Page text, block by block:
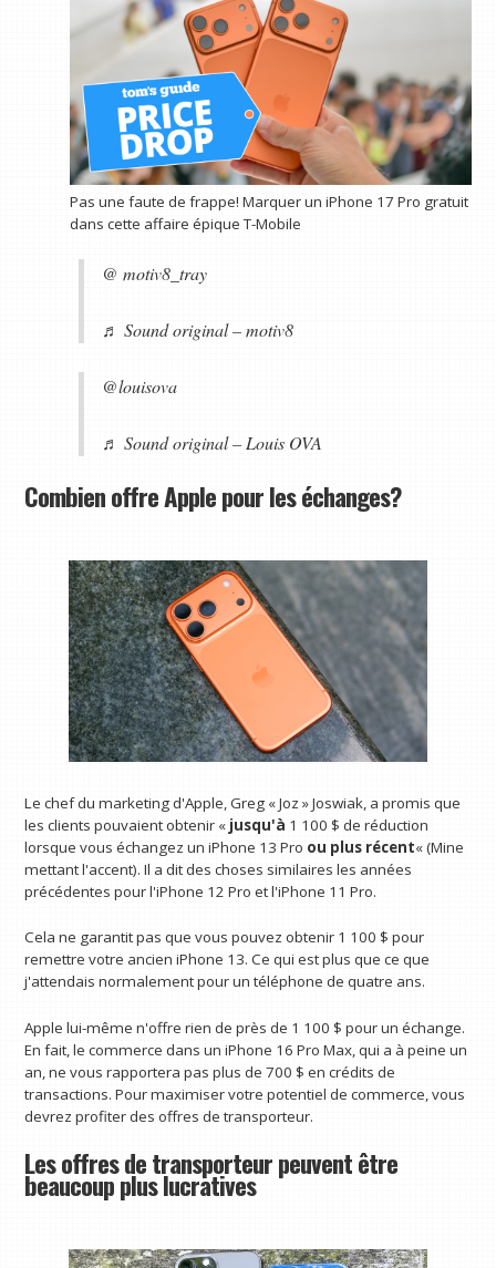
Pas une faute de frappe! Marquer un iPhone 17 Pro gratuit
dans cette affaire épique T-Mobile
@ motiv8_tray
♬ Sound original – motiv8
@louisova
♬ Sound original – Louis OVA
Combien offre Apple pour les échanges?
Le chef du marketing d'Apple, Greg « Joz » Joswiak, a promis que
les clients pouvaient obtenir « jusqu'à 1 100 $ de réduction
lorsque vous échangez un iPhone 13 Pro ou plus récent« (Mine
mettant l'accent). Il a dit des choses similaires les années
précédentes pour l'iPhone 12 Pro et l'iPhone 11 Pro.
Cela ne garantit pas que vous pouvez obtenir 1 100 $ pour
remettre votre ancien iPhone 13. Ce qui est plus que ce que
j'attendais normalement pour un téléphone de quatre ans.
Apple lui-même n'offre rien de près de 1 100 $ pour un échange.
En fait, le commerce dans un iPhone 16 Pro Max, qui a à peine un
an, ne vous rapportera pas plus de 700 $ en crédits de
transactions. Pour maximiser votre potentiel de commerce, vous
devrez profiter des offres de transporteur.
Les offres de transporteur peuvent être
beaucoup plus lucratives